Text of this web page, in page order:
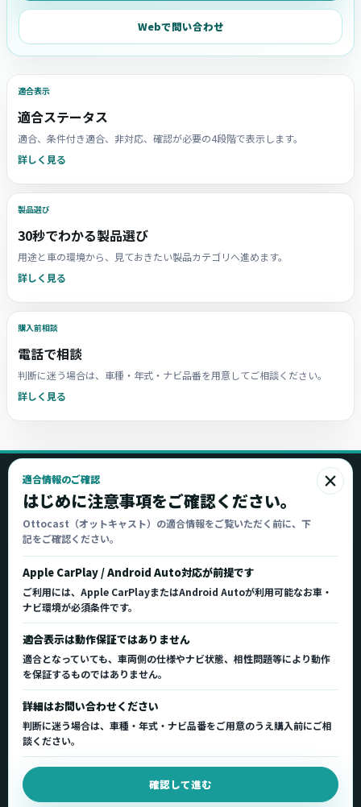
Webで問い合わせ
適合表示
適合ステータス
適合、条件付き適合、非対応、確認が必要の4段階で表示します。
詳しく見る
製品選び
30秒でわかる製品選び
用途と車の環境から、見ておきたい製品カテゴリへ進めます。
詳しく見る
購入前相談
電話で相談
判断に迷う場合は、車種・年式・ナビ品番を用意してご相談ください。
詳しく見る
×
適合情報のご確認
はじめに注意事項をご確認ください。
Ottocast（オットキャスト）の適合情報をご覧いただく前に、下
記をご確認ください。
Apple CarPlay / Android Auto対応が前提です
ご利用には、Apple CarPlayまたはAndroid Autoが利用可能なお車・
ナビ環境が必須条件です。
適合表示は動作保証ではありません
適合となっていても、車両側の仕様やナビ状態、相性問題等により動作
を保証するものではありません。
詳細はお問い合わせください
判断に迷う場合は、車種・年式・ナビ品番をご用意のうえ購入前にご相
談ください。
確認して進む
Ottocast
オットキャスト
Ottocast正規販売代理店 Azgate株式会社
Ottocast（オットキャスト）の製品情報、車種適
合、サポート情報を日本国内向けに整理してご案内し
ます。
正規販売代理店 車種適合情報 国内サポート窓口
製品を探す
製品一覧
車種適合を確認
用途から製品を選ぶ
取扱店舗・購入先
Q&A・症状別サポート
起動不良復旧サービス